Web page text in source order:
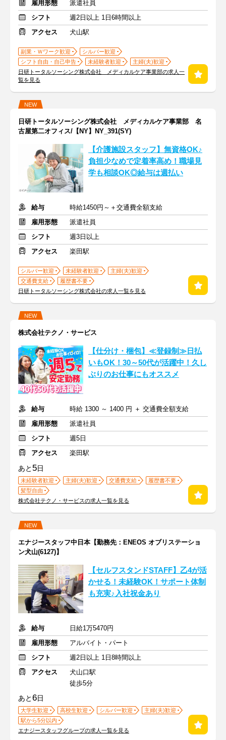
雇用形態
派遣社員
シフト
週2日以上 1日6時間以上
アクセス
犬山駅
副業・Ｗワーク歓迎
シルバー歓迎
シフト自由・自己申告
未経験者歓迎
主婦(夫)歓迎
日研トータルソーシング株式会社 メディカルケア事業部の求人一
覧を見る
NEW
日研トータルソーシング株式会社 メディカルケア事業部 名
古屋第二オフィス/【NY】NY_391(SY)
【介護施設スタッフ】無資格OK♪
負担少なめで定着率高め！職場見
学も相談OK◎給与は週払い
給与
時給1450円～＋交通費全額支給
雇用形態
派遣社員
シフト
週3日以上
アクセス
楽田駅
シルバー歓迎 未経験者歓迎
主婦(夫)歓迎
交通費支給
履歴書不要
日研トータルソーシング株式会社の求人一覧を見る
NEW
株式会社テクノ・サービス
【仕分け・梱包】≪登録制≫日払
いもOK！30～50代が活躍中！久し
ぶりのお仕事にもオススメ
給与
時給 1300 ～ 1400 円 ＋ 交通費全額支給
雇用形態
派遣社員
シフト
週5日
アクセス
楽田駅
あと 5日
未経験者歓迎 主婦(夫)歓迎 交通費支給
履歴書不要
髪型自由
株式会社テクノ・サービスの求人一覧を見る
NEW
エナジースタッフ中日本【勤務先：ENEOS オブリステーショ
ン犬山(6127)】
【セルフスタンドSTAFF】乙4が活
かせる！未経験OK！サポート体制
も充実♪入社祝金あり
給与
日給1万5470円
雇用形態
アルバイト・パート
シフト
週2日以上 1日8時間以上
アクセス
犬山口駅
徒歩5分
あと6日
大学生歓迎 高校生歓迎 シルバー歓迎
主婦(夫)歓迎
駅から5分以内
エナジースタッフグループの求人一覧を見る